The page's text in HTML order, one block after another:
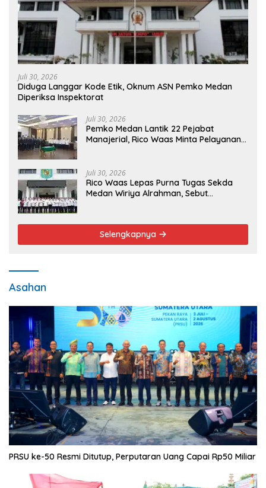
Juli 30, 2026
Diduga Langgar Kode Etik, Oknum ASN Pemko Medan
Diperiksa Inspektorat
Juli 30, 2026
Pemko Medan Lantik 22 Pejabat
Manajerial, Rico Waas Minta Pelayanan
Juli 30, 2026
Rico Waas Lepas Purna Tugas Sekda
Medan Wiriya Alrahman, Sebut
Selengkapnya
Asahan
PRSU ke-50 Resmi Ditutup, Perputaran Uang Capai Rp50 Miliar